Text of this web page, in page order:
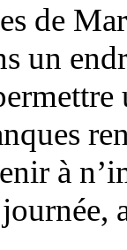
de
un
à